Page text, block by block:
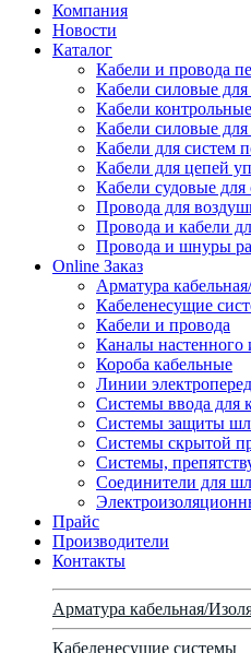
Компания
Новости
Каталог
Кабели и провода
Кабели силовые
Кабели
Кабели силовые
Кабели для систем
Кабели для цепей
Кабели судовые
Провода для
Провода и кабели
Провода и шнуры
Online Заказ
Арматура
Кабеленесущие
Кабели и провода
Каналы настенного
Короба кабельные
Линии
Системы ввода для
Системы защиты
Системы скрытой
Системы,
Соединители для
Прайс
Производители
Контакты
Арматура кабельная/
Кабеленесущие системы